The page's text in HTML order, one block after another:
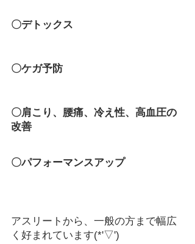
〇デトックス
〇ケガ予防
〇肩こり、腰痛、冷え性、高血圧の
改善
〇パフォーマンスアップ
アスリートから、一般の方まで幅広
く好まれています(*'▽')